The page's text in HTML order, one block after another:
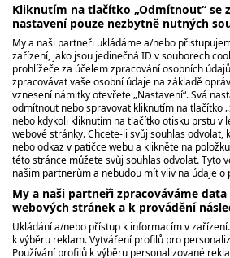
T1.Bryson DeChambeau (
Howell III(Crushers GC),Scott
GC) -65 (-5)
T4.Ian Poulter(Majesticks GC),
(Torque GC),Thomas Pieters(
T7.Cameron Smith(Ripper GC),
( Fireballs GC),Charl Schwartzel(
GC),Laurie Canter(Majesticks
Týmové pořadí:
Kliknutím na tlačítko „Odmítnout“ se
nastavení pouze nezbytně nutných
My a naši partneři ukládáme a/nebo
zařízení, jako jsou jedinečná ID v souborech
prohlížeče za účelem zpracování osobních
zpracovávat vaše osobní údaje na základě
vznesení námitky otevřete „Nastavení“. Svá
odmítnout nebo spravovat kliknutím na tlačítko
nebo kdykoli kliknutím na tlačítko otisku prstu v
webové stránky. Chcete-li svůj souhlas odvolat,
nebo odkaz v patičce webu a klikněte na
této stránce můžete svůj souhlas odvolat. Tyto
našim partnerům a nebudou mít vliv na údaje o
My a naši partneři zpracováváme
webových stránek a k provádění
Ukládání a/nebo přístup k informacím v
k výběru reklam. Vytváření profilů pro
Používání profilů k výběru personalizované